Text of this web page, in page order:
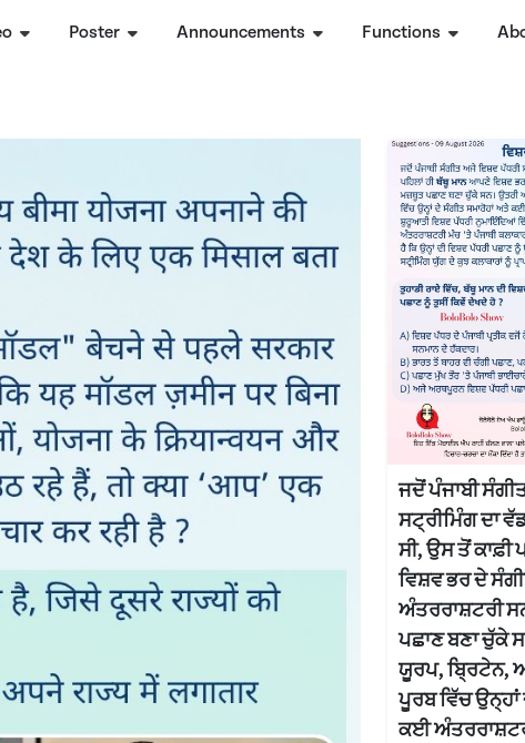
Poster Announcements Functions
ਜਦੋਂ ਪੰਜਾਬੀ
ਸਟ੍ਰੀਮਿੰਗ ਦਾ
ਸੀ, ਉਸ ਤੋਂ ਕਾਫ਼ੀ
ਵਿਸ਼ਵ ਭਰ ਦੇ
ਅੰਤਰਰਾਸ਼ਟਰੀ
ਪਛਾਣ ਬਣਾ ਚੁੱਕੇ
ਯੂਰਪ, ਬ੍ਰਿਟੇਨ,
ਪੂਰਬ ਵਿੱਚ
ਕਈ